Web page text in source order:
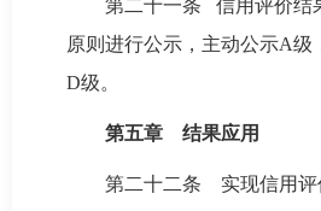
第二十一条 信用评价结
原则进行公示，主动公示A级
D级。
第五章 结果应用
第二十二条 实现信用评